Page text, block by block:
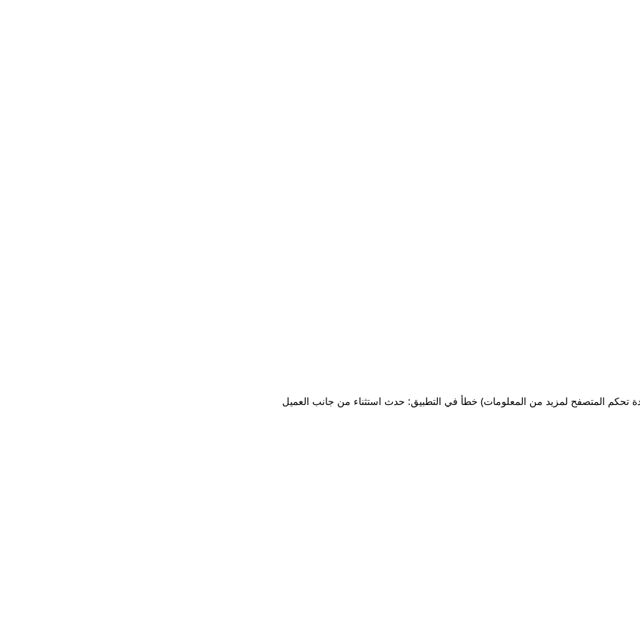
خطأ في التطبيق: حدث استثناء من جانب العميل تحكم المتصفح لمزيد من المعلومات)